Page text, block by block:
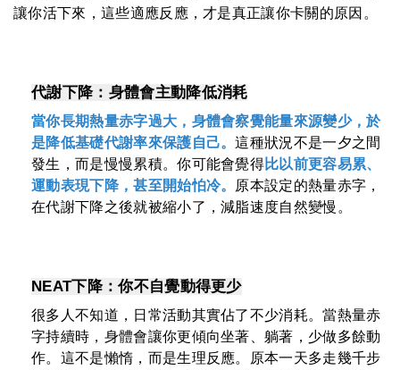
讓你活下來，這些適應反應，才是真正讓你卡關的原因。
代謝下降：身體會主動降低消耗
當你長期熱量赤字過大，身體會察覺能量來源變少，於
是降低基礎代謝率來保護自己。這種狀況不是一夕之間
發生，而是慢慢累積。你可能會覺得比以前更容易累、
運動表現下降，甚至開始怕冷。 原本設定的熱量赤字，
在代謝下降之後就被縮小了，減脂速度自然變慢。
NEAT下降：你不自覺動得更少
很多人不知道，日常活動其實佔了不少消耗。當熱量赤
字持續時，身體會讓你更傾向坐著、躺著，少做多餘動
作。這不是懶惰，而是生理反應。原本一天多走幾千步